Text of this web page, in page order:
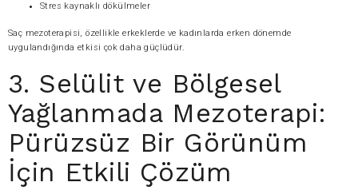
Stres kaynaklı dökülmeler
Saç mezoterapisi, özellikle erkeklerde ve kadınlarda erken dönemde
uygulandığında etkisi çok daha güçlüdür.
3. Selülit ve Bölgesel
Yağlanmada Mezoterapi:
Pürüzsüz Bir Görünüm
İçin Etkili Çözüm